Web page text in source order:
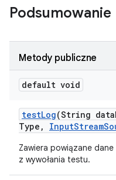
Podsumowanie
Metody publiczne
default void
testLog(String data
Type , InputStream
Zawiera powiązane
z wywołania testu.